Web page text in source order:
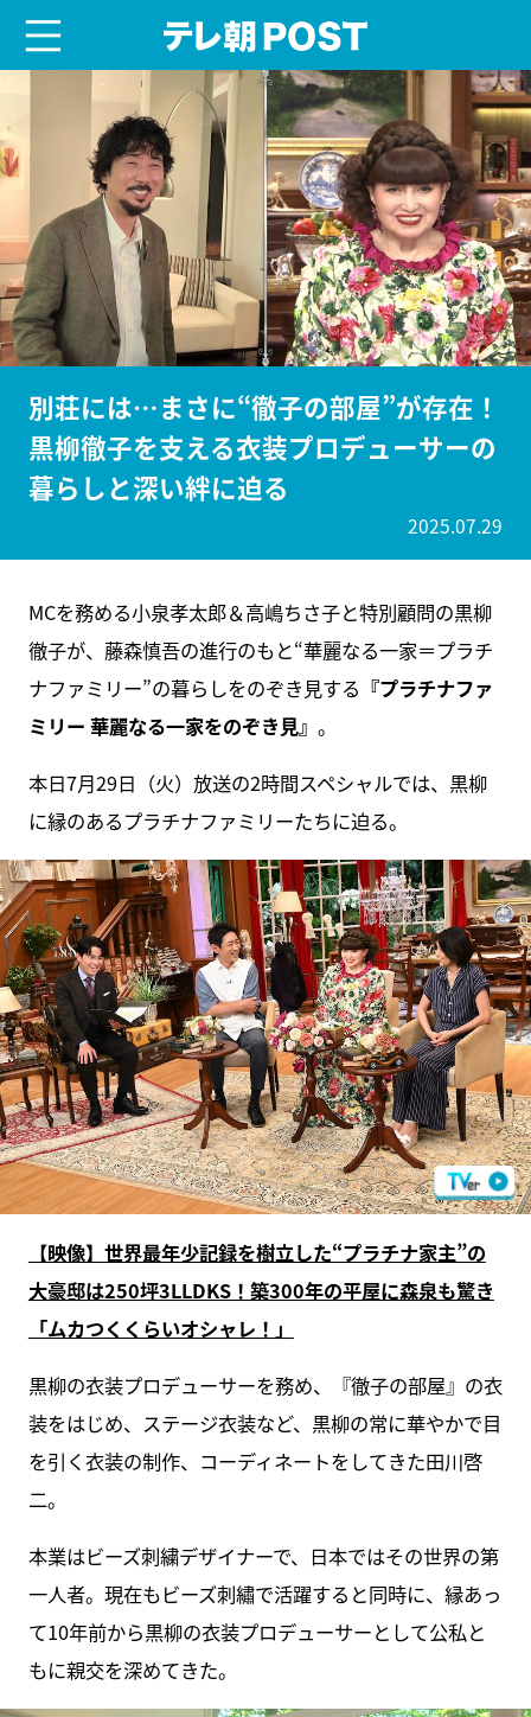
別荘には…まさに“徹子の部屋”が存在！
黒柳徹子を支える衣装プロデューサーの
暮らしと深い絆に迫る
2025.07.29
MCを務める小泉孝太郎＆高嶋ちさ子と特別顧問の黒柳
徹子が、藤森慎吾の進行のもと“華麗なる一家＝プラチ
ナファミリー”の暮らしをのぞき見する 『プラチナファ
ミリー 華麗なる一家をのぞき見』 。
本日7月29日（火）放送の2時間スペシャルでは、黒柳
に縁のあるプラチナファミリーたちに迫る。
【映像】世界最年少記録を樹立した“プラチナ家主”の
大豪邸は250坪3LLDKS！築300年の平屋に森泉も驚き
「ムカつくくらいオシャレ！」
黒柳の衣装プロデューサーを務め、『徹子の部屋』の衣
装をはじめ、ステージ衣装など、黒柳の常に華やかで目
を引く衣装の制作、コーディネートをしてきた田川啓
二。
本業はビーズ刺繍デザイナーで、日本ではその世界の第
一人者。現在もビーズ刺繡で活躍すると同時に、縁あっ
て10年前から黒柳の衣装プロデューサーとして公私と
もに親交を深めてきた。